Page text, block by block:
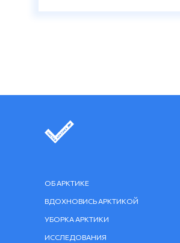
ВДОХНОВИСЬ АРКТИКОЙ
ОБ АРКТИКЕ
ИССЛЕДОВАНИЯ
УБОРКА АРКТИКИ